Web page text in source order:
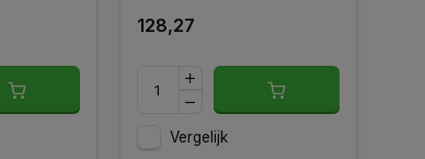
128,27
Vergelijk